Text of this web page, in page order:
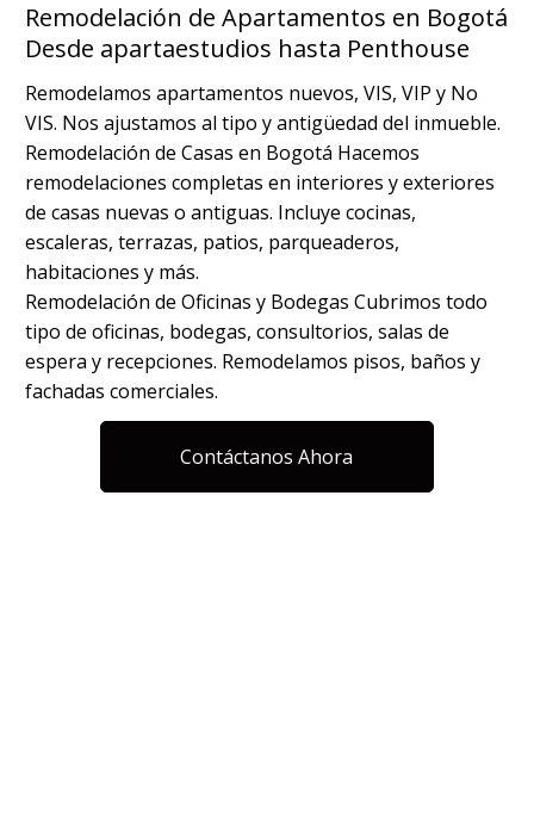
Remodelación de Apartamentos en Bogotá
Desde apartaestudios hasta Penthouse
Remodelamos apartamentos nuevos, VIS, VIP y No
VIS. Nos ajustamos al tipo y antigüedad del inmueble.
Remodelación de Casas en Bogotá Hacemos
remodelaciones completas en interiores y exteriores
de casas nuevas o antiguas. Incluye cocinas,
escaleras, terrazas, patios, parqueaderos,
habitaciones y más.
Remodelación de Oficinas y Bodegas Cubrimos todo
tipo de oficinas, bodegas, consultorios, salas de
espera y recepciones. Remodelamos pisos, baños y
fachadas comerciales.
Contáctanos Ahora